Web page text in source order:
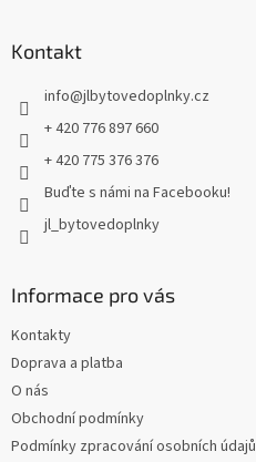
Kontakt
info@jlbytovedoplnky.cz
+ 420 776 897 660
+ 420 775 376 376
Buďte s námi na Facebooku!
jl_bytovedoplnky
Informace pro vás
Kontakty
Doprava a platba
O nás
Obchodní podmínky
Podmínky zpracování osobních údajů